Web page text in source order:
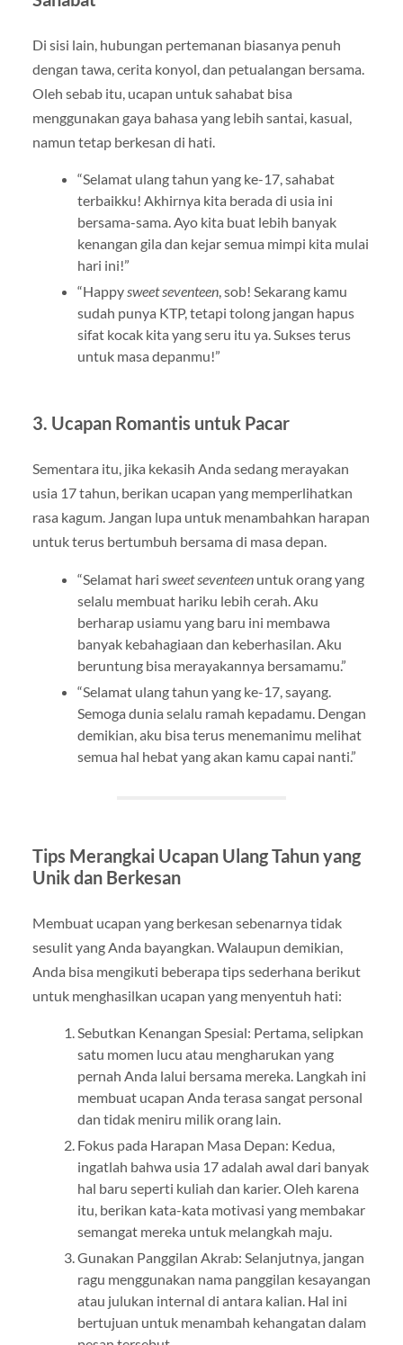
Di sisi lain, hubungan pertemanan biasanya penuh
dengan tawa, cerita konyol, dan petualangan bersama.
Oleh sebab itu, ucapan untuk sahabat bisa
menggunakan gaya bahasa yang lebih santai, kasual,
namun tetap berkesan di hati.
“Selamat ulang tahun yang ke-17, sahabat
terbaikku! Akhirnya kita berada di usia ini
bersama-sama. Ayo kita buat lebih banyak
kenangan gila dan kejar semua mimpi kita mulai
hari ini!”
“Happysweet seventeen, sob! Sekarang kamu
sudah punya KTP, tetapi tolong jangan hapus
sifat kocak kita yang seru itu ya. Sukses terus
untuk masa depanmu!”
3. Ucapan Romantis untuk Pacar
Sementara itu, jika kekasih Anda sedang merayakan
usia 17 tahun, berikan ucapan yang memperlihatkan
rasa kagum. Jangan lupa untuk menambahkan harapan
untuk terus bertumbuh bersama di masa depan.
“Selamat hari sweet seventeenuntuk orang yang
selalu membuat hariku lebih cerah. Aku
berharap usiamu yang baru ini membawa
banyak kebahagiaan dan keberhasilan. Aku
beruntung bisa merayakannya bersamamu.”
“Selamat ulang tahun yang ke-17, sayang.
Semoga dunia selalu ramah kepadamu. Dengan
demikian, aku bisa terus menemanimu melihat
semua hal hebat yang akan kamu capai nanti.”
Tips Merangkai Ucapan Ulang Tahun yang
Unik dan Berkesan
Membuat ucapan yang berkesan sebenarnya tidak
sesulit yang Anda bayangkan. Walaupun demikian,
Anda bisa mengikuti beberapa tips sederhana berikut
untuk menghasilkan ucapan yang menyentuh hati:
Sebutkan Kenangan Spesial: Pertama, selipkan
satu momen lucu atau mengharukan yang
pernah Anda lalui bersama mereka. Langkah ini
membuat ucapan Anda terasa sangat personal
dan tidak meniru milik orang lain.
Fokus pada Harapan Masa Depan: Kedua,
ingatlah bahwa usia 17 adalah awal dari banyak
hal baru seperti kuliah dan karier. Oleh karena
itu, berikan kata-kata motivasi yang membakar
semangat mereka untuk melangkah maju.
Gunakan Panggilan Akrab: Selanjutnya, jangan
ragu menggunakan nama panggilan kesayangan
atau julukan internal di antara kalian. Hal ini
bertujuan untuk menambah kehangatan dalam